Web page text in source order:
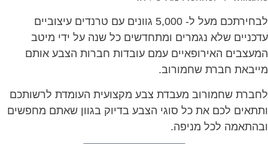
לבחירתכם מעל ל- 5,000 גוונים עם טרנדים עיצוביים
עדכניים שלא נגמרים ומתחדשים כל שנה על ידי מיטב
המעצבים האירופאיים עמם עובדות חברות הצבע אותם
מייבאת חברת שחמורוב.
לחברת שחמורוב מעבדת צבע מקצועית העומדת לרשותכם
ותתאים לכם את כל סוגי הצבע בדיוק בגוון שאתם מחפשים
ובהתאמה לכל מניפה.